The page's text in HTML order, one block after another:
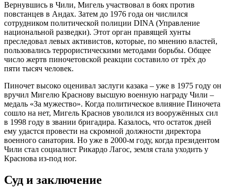
Вернувшись в Чили, Мигель участвовал в боях против
повстанцев в Андах. Затем до 1976 года он числился
сотрудником политической полиции DINA (Управление
национальной разведки). Этот орган правящей хунты
преследовал левых активистов, которые, по мнению властей,
пользовались террористическими методами борьбы. Общее
число жертв пиночетовской реакции составило от трёх до
пяти тысяч человек.
Пиночет высоко оценивал заслуги казака – уже в 1975 году он
вручил Мигелю Краснову высшую военную награду Чили –
медаль «За мужество». Когда политическое влияние Пиночета
сошло на нет, Мигель Краснов уволился из вооружённых сил
в 1998 году в звании бригадира. Казалось, что остаток дней
ему удастся провести на скромной должности директора
военного санатория. Но уже в 2000-м году, когда президентом
Чили стал социалист Рикардо Лагос, земля стала уходить у
Краснова из-под ног.
Суд и заключение